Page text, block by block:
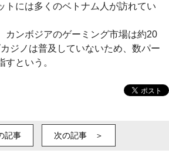
トには多くのベトナム人が訪れてい
カンボジアのゲーミング市場は約20
ジノは普及していないため、数パー
すという。
記事 次の記事 ＞